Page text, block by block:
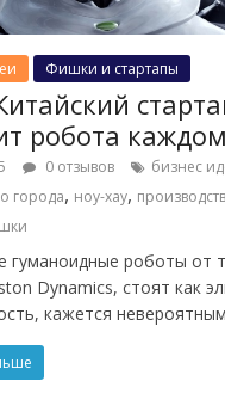
Фишки и стартапы
робота
0 отзывов бизнес
города, ноу-хау,
гуманоидные роботы от
Dynamics, стоят как
кажется